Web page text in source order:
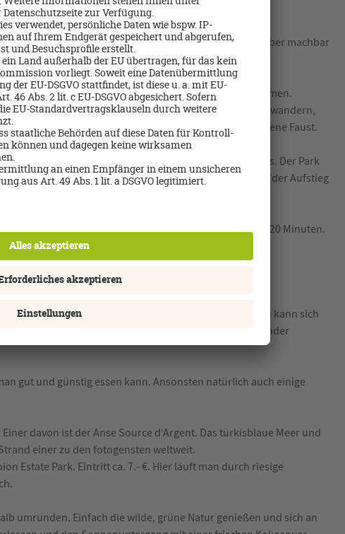
gemietet. Die Straßen sind nicht im Besten Zustand, aber machbar
Insel. Auf den Seychellen herrscht Linksverkehr.
wurde 1983 zum UNESCO Weltkulturerbe aufgenommen.
Welt. Der Park lässt sich auf gut gepflegten Pfaden bewandern,
werden kann. Entweder mit Guide, oder auch auf eigene Faust.
Ferdinand
. Hier sind wirklich kaum Touristen unterwegs. Der Park
Es müssen einige Stufen bewältigt werden. Aber der Aufstieg
die Inselwelt der Seychellen.
InselCurieuse.Die Fahrt mit dem Boot dauert ca. 20 Minuten.
die bis zu 300 Jahre alt werden können.
nach La Digue.
La Digue ist wesentlich kleiner als Praslin und man kann sich
Bungalow Anlage
Eine Selbstversorger, oder
gut und günstig essen kann. Ansonsten natürlich auch einige
davon ist der Anse Source d‘Argent. Das türkisblaue Meer und
einer zu den fotogensten weltweit.
Estate Park. Eintritt ca. 7.- €. Hier läuft man durch riesige
umrunden. Einfach die wilde, grüne Natur genießen und sich an